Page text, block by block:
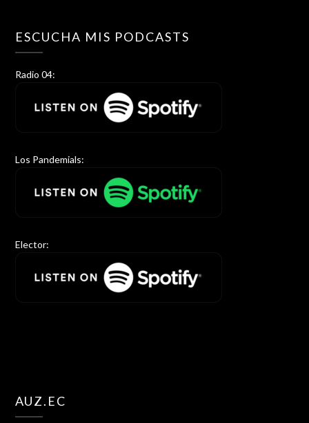
ESCUCHA MIS PODCASTS
Radio 04:
Los Pandemials:
Elector:
AUZ.EC